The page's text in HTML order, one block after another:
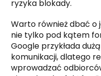
ryzyka blokady.
Warto również dbać
nie tylko pod kątem
Google przykłada
komunikacji, dlatego
wprowadzać